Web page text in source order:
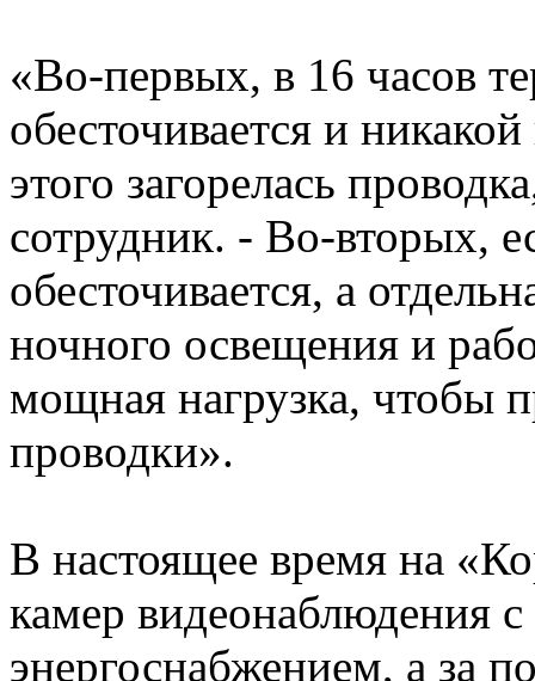
«Во-первых, в 16 часов
обесточивается и
этого загорелась
сотрудник. - Во-вторых,
обесточивается, а
ночного освещения и
мощная нагрузка, чтобы
проводки».
В настоящее время на
камер видеонаблюдения
энергоснабжением, а за